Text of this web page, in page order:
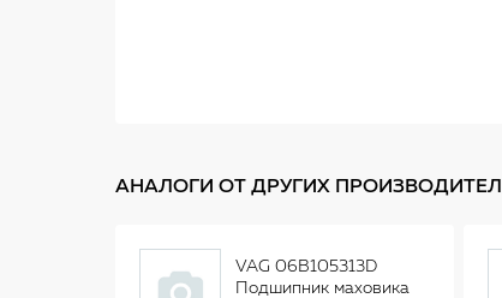
АНАЛОГИ ОТ ДРУГИХ
VAG 06B105313D
Подшипник маховика